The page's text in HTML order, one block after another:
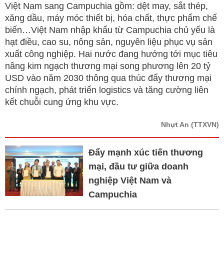
Việt Nam sang Campuchia gồm: dệt may, sắt thép,
xăng dầu, máy móc thiết bị, hóa chất, thực phẩm chế
biến…Việt Nam nhập khẩu từ Campuchia chủ yếu là
hạt điều, cao su, nông sản, nguyên liệu phục vụ sản
xuất công nghiệp. Hai nước đang hướng tới mục tiêu
nâng kim ngạch thương mại song phương lên 20 tỷ
USD vào năm 2030 thông qua thúc đẩy thương mại
chính ngạch, phát triển logistics và tăng cường liên
kết chuỗi cung ứng khu vực.
Nhựt An (TTXVN)
Đẩy mạnh xúc tiến thương
mại, đầu tư giữa doanh
nghiệp Việt Nam và
Campuchia